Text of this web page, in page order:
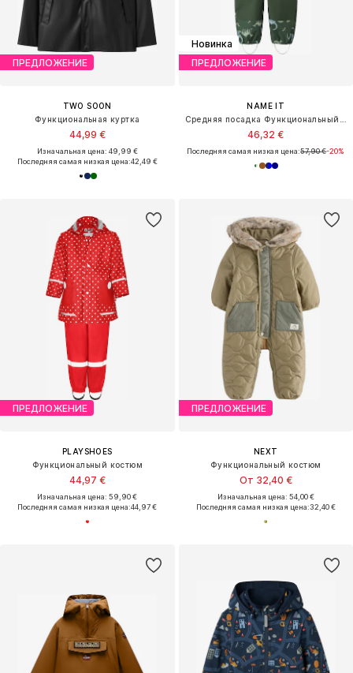
ПРЕДЛОЖЕНИЕ
TWO SOON
Функциональная куртка
44,99 €
Изначальная цена: 49,99 €
Последняя самая низкая цена:42,49 €
Новинка
ПРЕДЛОЖЕНИЕ
NAME IT
46,32 €
Последняя самая низкая цена:57,90 €-20%
ПРЕДЛОЖЕНИЕ
PLAYSHOES
Функциональный костюм
44,97 €
Изначальная цена: 59,90 €
Последняя самая низкая цена:44,97 €
ПРЕДЛОЖЕНИЕ
NEXT
Функциональный костюм
От 32,40 €
Изначальная цена: 54,00 €
Последняя самая низкая цена:32,40 €